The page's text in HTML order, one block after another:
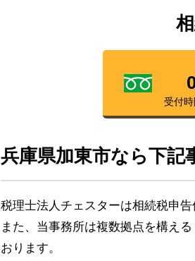
受付
兵庫県加東市なら下記
税理士法人チェスターは相続税申
また、当事務所は複数拠点を構え
おります。